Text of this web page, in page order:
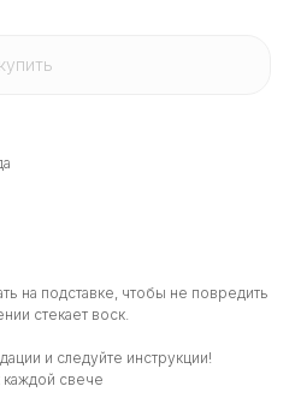
купить
на подставке, чтобы не повредить
стекает воск.
и следуйте инструкции!
каждой свече